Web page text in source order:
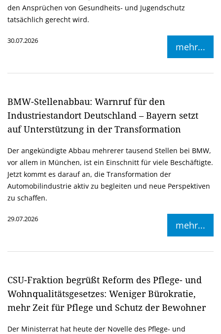
den Ansprüchen von Gesundheits- und Jugendschutz
tatsächlich gerecht wird.
30.07.2026
mehr...
BMW-Stellenabbau: Warnruf für den
Industriestandort Deutschland – Bayern setzt
auf Unterstützung in der Transformation
Der angekündigte Abbau mehrerer tausend Stellen bei BMW,
vor allem in München, ist ein Einschnitt für viele Beschäftigte.
Jetzt kommt es darauf an, die Transformation der
Automobilindustrie aktiv zu begleiten und neue Perspektiven
zu schaffen.
29.07.2026
mehr...
CSU-Fraktion begrüßt Reform des Pflege- und
Wohnqualitätsgesetzes: Weniger Bürokratie,
mehr Zeit für Pflege und Schutz der Bewohner
Der Ministerrat hat heute der Novelle des Pflege- und